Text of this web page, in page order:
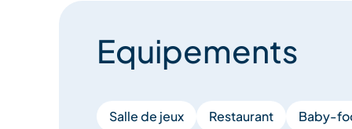
Equipements
Salle de jeux Restaurant Baby-